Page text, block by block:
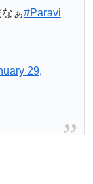
ぁ#Paravi
29,